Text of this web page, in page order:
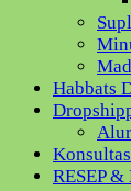
Habbats
RESEP &